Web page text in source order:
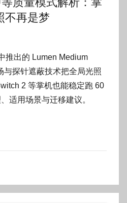
不再是梦
推出的 Lumen Medium
与探针遮蔽技术把全局光照
2 等掌机也能稳定跑 60
适用场景与迁移建议。